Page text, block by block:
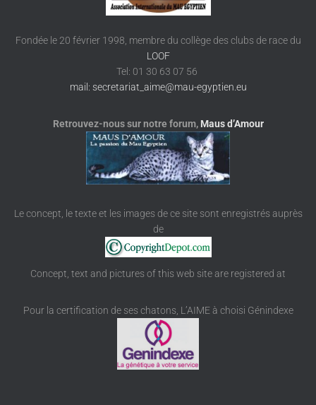
Fondée le 20 février 1998, membre du collège des clubs de race du
LOOF
Tel: 01 30 63 07 56
mail: secretariat_aime@mau-egyptien.eu
Retrouvez-nous sur notre forum, Maus d’Amour
Le concept, le texte et les images de ce site sont enregistrés auprès
de
Concept, text and pictures of this web site are registered at
Pour la certification de ses chatons, L’AIME à choisi Génindexe